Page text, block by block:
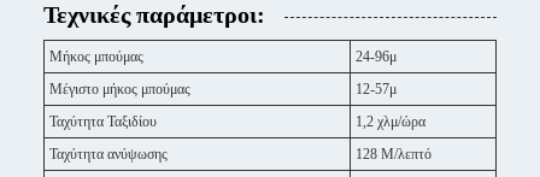
Τεχνικές παράμετροι:
Μήκος μπούμας
24-96μ
Μέγιστο μήκος μπούμας
12-57μ
Ταχύτητα Ταξιδίου
1,2 χλμ/ώρα
Ταχύτητα ανύψωσης
128 Μ/λεπτό